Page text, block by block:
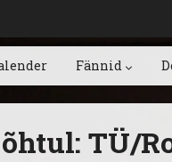
Fännid
TÜ/